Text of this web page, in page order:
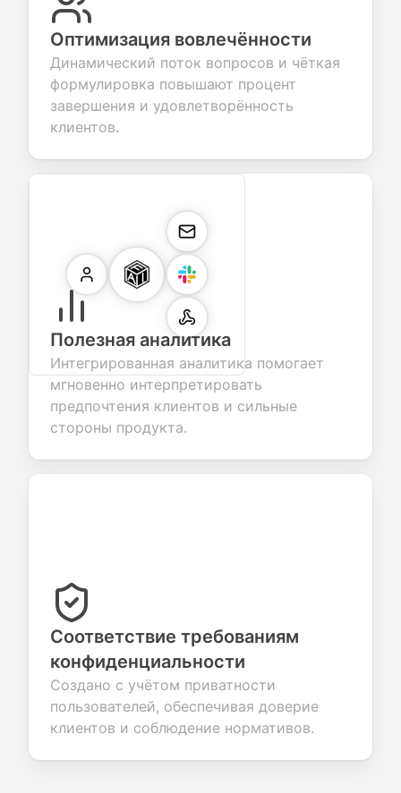
Оптимизация вовлечённости
Динамический поток вопросов и чёткая
формулировка повышают процент
завершения и удовлетворённость
клиентов.
Полезная аналитика
Интегрированная аналитика помогает
мгновенно интерпретировать
предпочтения клиентов и сильные
стороны продукта.
Соответствие требованиям
конфиденциальности
Создано с учётом приватности
пользователей, обеспечивая доверие
клиентов и соблюдение нормативов.